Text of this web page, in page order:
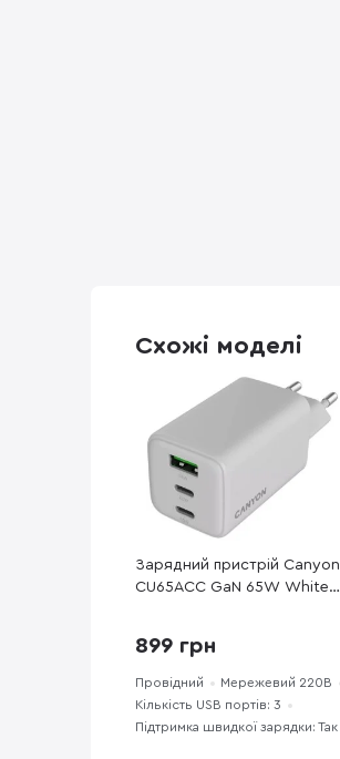
Схожі моделі
Зарядний пристрій Canyon
CU65ACC GaN 65W White
899 грн
Провідний
Мережевий 220В
Кількість USB портів: 3
Підтримка швидкої зарядки: Так